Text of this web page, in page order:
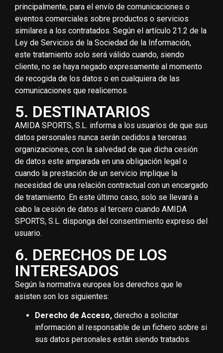
principalmente, para el envío de comunicaciones o
eventos comerciales sobre productos o servicios
similares a los contratados. Según el artículo 21.2 de la
Ley de Servicios de la Sociedad de la Información,
este tratamiento solo será válido cuando, siendo
cliente, no se haya negado expresamente al momento
de recogida de los datos o en cualquiera de las
comunicaciones que realicemos.
5. DESTINATARIOS
AMIDA SPORTS, S.L. informa a los usuarios de que sus
datos personales nunca serán cedidos a terceras
organizaciones, con la salvedad de que dicha cesión
de datos este amparada en una obligación legal o
cuando la prestación de un servicio implique la
necesidad de una relación contractual con un encargado
de tratamiento. En este último caso, solo se llevará a
cabo la cesión de datos al tercero cuando AMIDA
SPORTS, S.L. disponga del consentimiento expreso del
usuario.
6. DERECHOS DE LOS
INTERESADOS
Según la normativa europea los derechos que le
asisten son los siguientes:
Derecho de Acceso, derecho a solicitar
información al responsable de un fichero sobre si
sus datos personales están siendo tratados.